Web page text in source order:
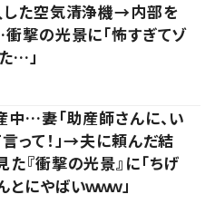
た空気清浄機→内部を
撃の光景に「怖すぎてゾ
…」
中…妻「助産師さんに、い
って！」→夫に頼んだ結
『衝撃の光景』に「ちげ
とにやばいｗｗｗ」